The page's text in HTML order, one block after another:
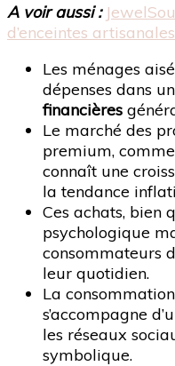
A voir aussi :
d’enceintes
Les ménages
dépenses dans
financières
Le marché des
premium,
connaît une
la tendance
Ces achats, bien
psychologique
consommateurs
leur quotidien.
La
s’accompagne
les réseaux
symbolique.